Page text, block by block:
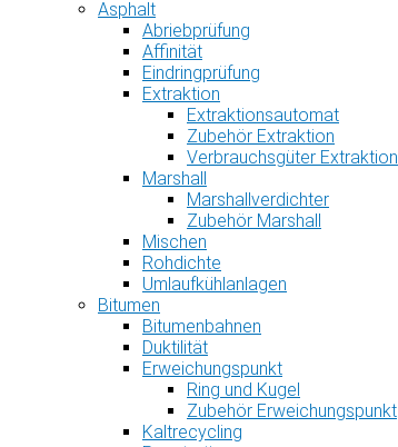
Asphalt
Abriebprüfung
Affinität
Eindringprüfung
Extraktion
Extraktionsautomat
Zubehör Extraktion
Verbrauchsgüter Extraktion
Marshall
Marshallverdichter
Zubehör Marshall
Mischen
Rohdichte
Umlaufkühlanlagen
Bitumen
Bitumenbahnen
Duktilität
Erweichungspunkt
Ring und Kugel
Zubehör Erweichungspunkt
Kaltrecycling